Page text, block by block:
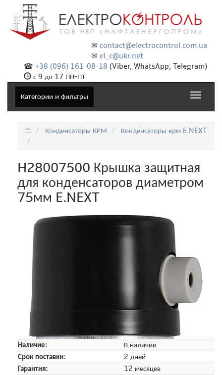
✉ contact@electrocontrol.com.ua
✉ el_c@ukr.net
☎ +38 (096) 161-08-18 (Viber, WhatsApp, Telegram)
с 9 до 17 ПН-ПТ
Категории и фильтры
Toggle
⌂ Конденсаторы КРМ Конденсаторы крм E.NEXT
H28007500 Крышка защитная
для конденсаторов диаметром
75мм E.NEXT
Наличие:
В наличии
Срок поставки:
2 дней
Гарантия:
12 месяцев